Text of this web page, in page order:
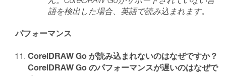
語を検出した場合、英語で読み込まれます。
パフォーマンス
CorelDRAW Go が読み込まれないのはなぜですか？
CorelDRAW Go のパフォーマンスが遅いのはなぜで